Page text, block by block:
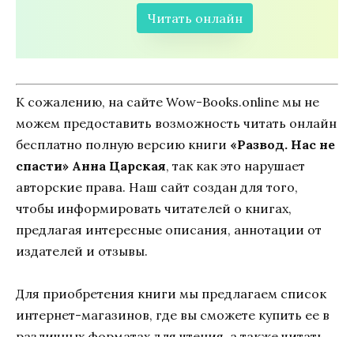
Читать онлайн
К сожалению, на сайте Wow-Books.online мы не
можем предоставить возможность читать онлайн
бесплатно полную версию книги «Развод. Нас не
спасти» Анна Царская, так как это нарушает
авторские права. Наш сайт создан для того,
чтобы информировать читателей о книгах,
предлагая интересные описания, аннотации от
издателей и отзывы.
Для приобретения книги мы предлагаем список
интернет-магазинов, где вы сможете купить ее в